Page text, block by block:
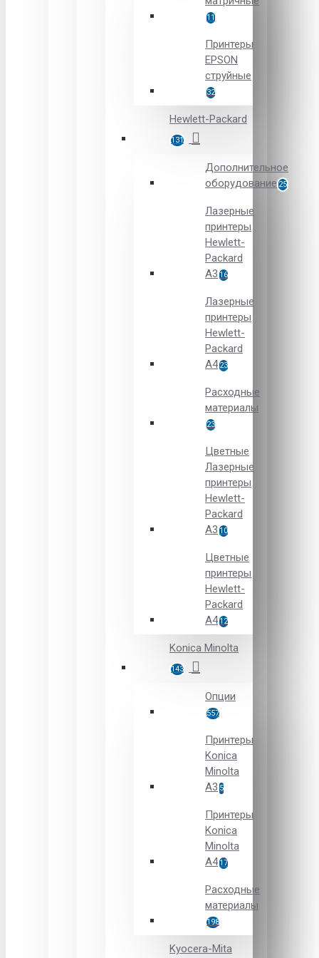
11
Принтеры
EPSON
струйные
32
Hewlett-Packard
131
Дополнительное
оборудование 25
Лазерные
принтеры
Hewlett-
Packard
A3 16
Лазерные
принтеры
Hewlett-
Packard
A423
Расходные
материалы
23
Цветные
Лазерные
принтеры
Hewlett-
Packard
A3 10
Цветные
принтеры
Hewlett-
Packard
А412
Konica Minolta
143
Опции
557
Принтеры
Konica
Minolta
A3 5
Принтеры
Konica
Minolta
A417
Расходные
материалы
198
Kyocera-Mita